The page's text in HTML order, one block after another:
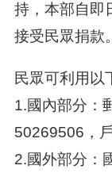
持，本部自即
接受民眾捐款。
民眾可利用以
1.國內部分：
50269506，
2.國外部分：